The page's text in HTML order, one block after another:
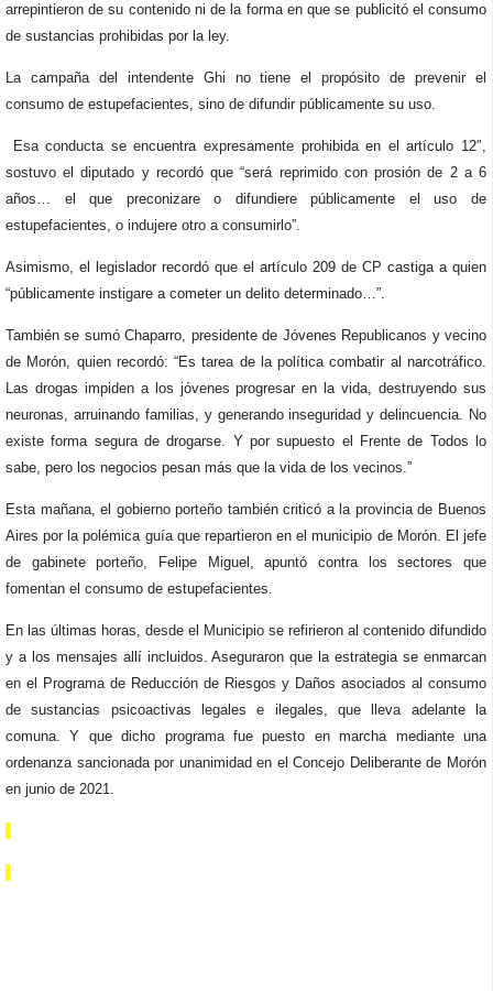
arrepintieron de su contenido ni de la forma en que se publicitó el consumo
de sustancias prohibidas por la ley.
La campaña del intendente Ghi no tiene el propósito de prevenir el
consumo de estupefacientes, sino de difundir públicamente su uso.
Esa conducta se encuentra expresamente prohibida en el artículo 12″,
sostuvo el diputado y recordó que “será reprimido con prosión de 2 a 6
años… el que preconizare o difundiere públicamente el uso de
estupefacientes, o indujere otro a consumirlo”.
Asimismo, el legislador recordó que el artículo 209 de CP castiga a quien
“públicamente instigare a cometer un delito determinado…”.
También se sumó Chaparro, presidente de Jóvenes Republicanos y vecino
de Morón, quien recordó: “Es tarea de la política combatir al narcotráfico.
Las drogas impiden a los jóvenes progresar en la vida, destruyendo sus
neuronas, arruinando familias, y generando inseguridad y delincuencia. No
existe forma segura de drogarse. Y por supuesto el Frente de Todos lo
sabe, pero los negocios pesan más que la vida de los vecinos.”
Esta mañana, el gobierno porteño también criticó a la provincia de Buenos
Aires por la polémica guía que repartieron en el municipio de Morón. El jefe
de gabinete porteño, Felipe Miguel, apuntó contra los sectores que
fomentan el consumo de estupefacientes.
En las últimas horas, desde el Municipio se refirieron al contenido difundido
y a los mensajes allí incluidos. Aseguraron que la estrategia se enmarcan
en el Programa de Reducción de Riesgos y Daños asociados al consumo
de sustancias psicoactivas legales e ilegales, que lleva adelante la
comuna. Y que dicho programa fue puesto en marcha mediante una
ordenanza sancionada por unanimidad en el Concejo Deliberante de Morón
en junio de 2021.